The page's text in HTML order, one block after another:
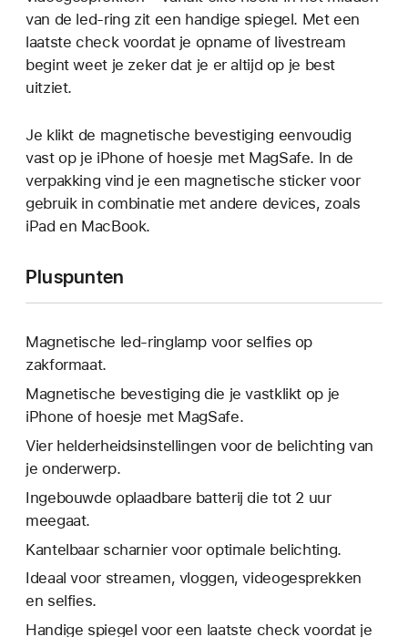
van de led-ring zit een handige spiegel. Met een
laatste check voordat je opname of livestream
begint weet je zeker dat je er altijd op je best
uitziet.
Je klikt de magnetische bevestiging eenvoudig
vast op je iPhone of hoesje met MagSafe. In de
verpakking vind je een magnetische sticker voor
gebruik in combinatie met andere devices, zoals
iPad en MacBook.
Pluspunten
Magnetische led-ringlamp voor selfies op
zakformaat.
Magnetische bevestiging die je vastklikt op je
iPhone of hoesje met MagSafe.
Vier helderheidsinstellingen voor de belichting van
je onderwerp.
Ingebouwde oplaadbare batterij die tot 2 uur
meegaat.
Kantelbaar scharnier voor optimale belichting.
Ideaal voor streamen, vloggen, videogesprekken
en selfies.
Handige spiegel voor een laatste check voordat je